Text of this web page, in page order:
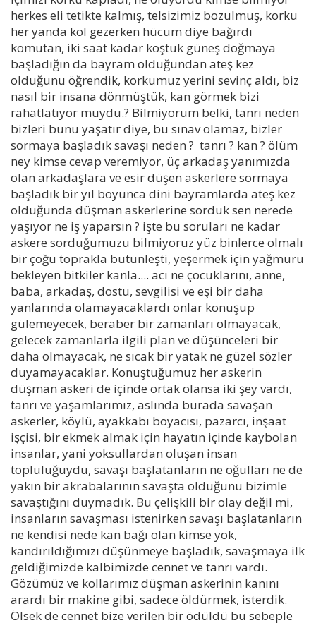
herkes eli tetikte kalmış, telsizimiz bozulmuş, korku
her yanda kol gezerken hücum diye bağırdı
komutan, iki saat kadar koştuk güneş doğmaya
başladığın da bayram olduğundan ateş kez
olduğunu öğrendik, korkumuz yerini sevinç aldı, biz
nasıl bir insana dönmüştük, kan görmek bizi
rahatlatıyor muydu.? Bilmiyorum belki, tanrı neden
bizleri bunu yaşatır diye, bu sınav olamaz, bizler
sormaya başladık savaşı neden ? tanrı ? kan ? ölüm
ney kimse cevap veremiyor, üç arkadaş yanımızda
olan arkadaşlara ve esir düşen askerlere sormaya
başladık bir yıl boyunca dini bayramlarda ateş kez
olduğunda düşman askerlerine sorduk sen nerede
yaşıyor ne iş yaparsın ? işte bu soruları ne kadar
askere sorduğumuzu bilmiyoruz yüz binlerce olmalı
bir çoğu toprakla bütünleşti, yeşermek için yağmuru
bekleyen bitkiler kanla.... acı ne çocuklarını, anne,
baba, arkadaş, dostu, sevgilisi ve eşi bir daha
yanlarında olamayacaklardı onlar konuşup
gülemeyecek, beraber bir zamanları olmayacak,
gelecek zamanlarla ilgili plan ve düşünceleri bir
daha olmayacak, ne sıcak bir yatak ne güzel sözler
duyamayacaklar. Konuştuğumuz her askerin
düşman askeri de içinde ortak olansa iki şey vardı,
tanrı ve yaşamlarımız, aslında burada savaşan
askerler, köylü, ayakkabı boyacısı, pazarcı, inşaat
işçisi, bir ekmek almak için hayatın içinde kaybolan
insanlar, yani yoksullardan oluşan insan
topluluğuydu, savaşı başlatanların ne oğulları ne de
yakın bir akrabalarının savaşta olduğunu bizimle
savaştığını duymadık. Bu çelişkili bir olay değil mi,
insanların savaşması istenirken savaşı başlatanların
ne kendisi nede kan bağı olan kimse yok,
kandırıldığımızı düşünmeye başladık, savaşmaya ilk
geldiğimizde kalbimizde cennet ve tanrı vardı.
Gözümüz ve kollarımız düşman askerinin kanını
arardı bir makine gibi, sadece öldürmek, isterdik.
Ölsek de cennet bize verilen bir ödüldü bu sebeple